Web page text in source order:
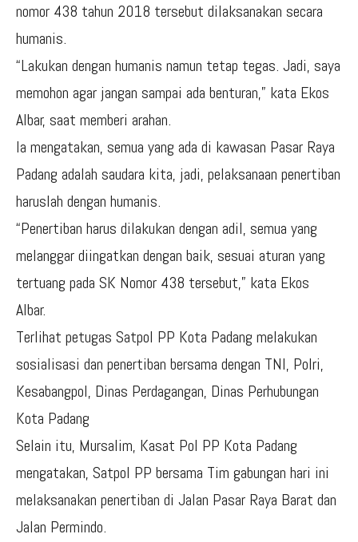
nomor 438 tahun 2018 tersebut dilaksanakan secara
humanis.
“Lakukan dengan humanis namun tetap tegas. Jadi, saya
memohon agar jangan sampai ada benturan,” kata Ekos
Albar, saat memberi arahan.
Ia mengatakan, semua yang ada di kawasan Pasar Raya
Padang adalah saudara kita, jadi, pelaksanaan penertiban
haruslah dengan humanis.
“Penertiban harus dilakukan dengan adil, semua yang
melanggar diingatkan dengan baik, sesuai aturan yang
tertuang pada SK Nomor 438 tersebut,” kata Ekos
Albar.
Terlihat petugas Satpol PP Kota Padang melakukan
sosialisasi dan penertiban bersama dengan TNI, Polri,
Kesabangpol, Dinas Perdagangan, Dinas Perhubungan
Kota Padang
Selain itu, Mursalim, Kasat Pol PP Kota Padang
mengatakan, Satpol PP bersama Tim gabungan hari ini
melaksanakan penertiban di Jalan Pasar Raya Barat dan
Jalan Permindo.